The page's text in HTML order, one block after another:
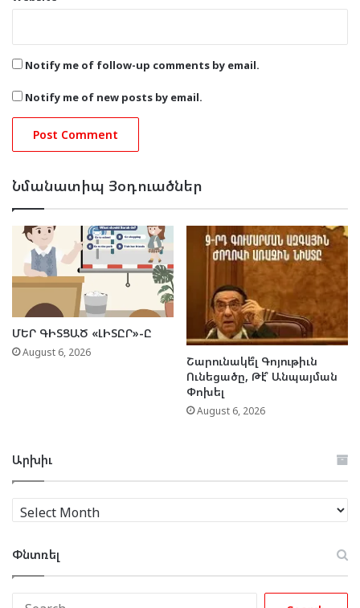
Notify me of follow-up comments by email.
Notify me of new posts by email.
Նմանատիպ Յօդուածներ
ՄԵՐ ԳԻՏՑԱԾ «ԼԻՏԸՐ»-Ը
August 6, 2026
Շարունակե՞լ Գոյութիւն
Ունեցածը, Թէ՞ Անպայման
Փոխել
August 6, 2026
Արխիւ
Արխիւ
Փնտռել